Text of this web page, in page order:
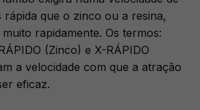
rápida que o zinco ou a resina,
rapidamente. Os termos:
(Zinco) e X-RÁPIDO
a velocidade com que a atração
eficaz.